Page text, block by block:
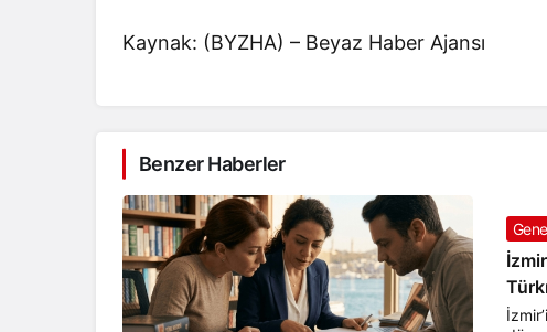
Kaynak: (BYZHA) – Beyaz Haber Ajansı
Benzer Haberler